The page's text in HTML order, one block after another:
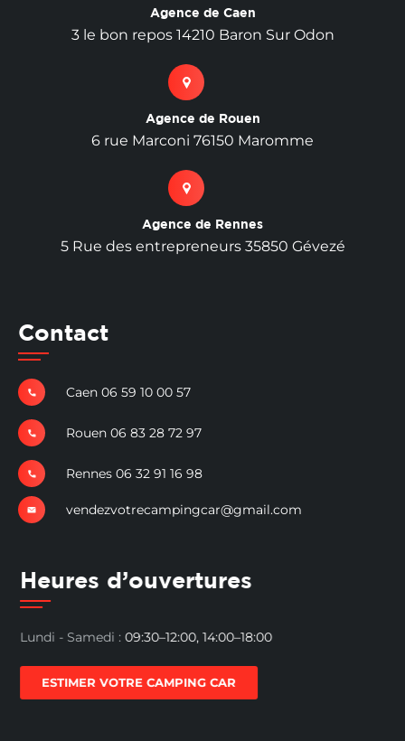
Agence de Caen
3 le bon repos 14210 Baron Sur Odon
Agence de Rouen
6 rue Marconi 76150 Maromme
Agence de Rennes
5 Rue des entrepreneurs 35850 Gévezé
Contact
Caen 06 59 10 00 57
Rouen 06 83 28 72 97
Rennes 06 32 91 16 98
vendezvotrecampingcar@gmail.com
Heures d’ouvertures
Lundi - Samedi : 09:30–12:00, 14:00–18:00
ESTIMER VOTRE CAMPING CAR